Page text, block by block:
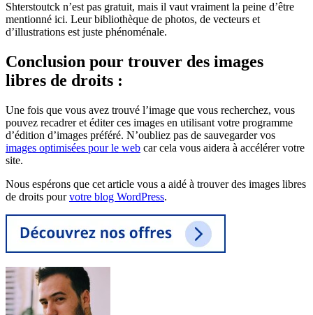
Shterstoutck n’est pas gratuit, mais il vaut vraiment la peine d’être
mentionné ici. Leur bibliothèque de photos, de vecteurs et
d’illustrations est juste phénoménale.
Conclusion pour trouver des images
libres de droits :
Une fois que vous avez trouvé l’image que vous recherchez, vous
pouvez recadrer et éditer ces images en utilisant votre programme
d’édition d’images préféré. N’oubliez pas de sauvegarder vos
images optimisées pour le web car cela vous aidera à accélérer votre
site.
Nous espérons que cet article vous a aidé à trouver des images libres
de droits pourvotre blog WordPress.